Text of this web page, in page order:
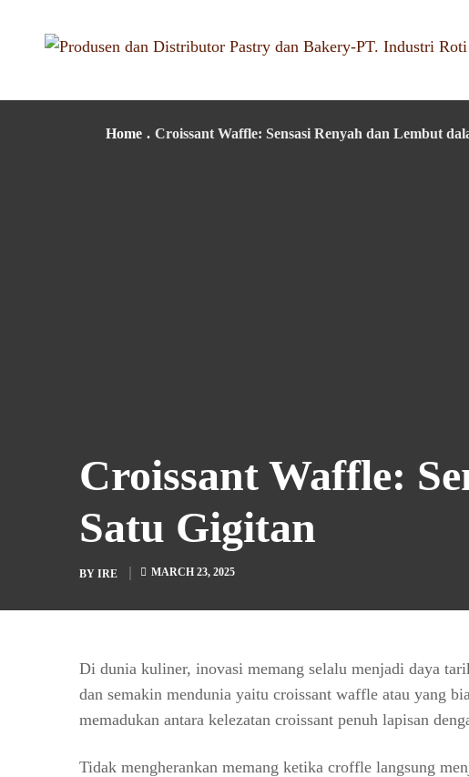
Home . Croissant Waffle: Sensasi Renyah dan Lembut
Croissant Waffle:
Satu Gigitan
BY IRE MARCH 23, 2025
Di dunia kuliner, inovasi memang selalu menjadi daya
dan semakin mendunia yaitu croissant waffle atau yang
memadukan antara kelezatan croissant penuh lapisan
Tidak mengherankan memang ketika croffle langsung